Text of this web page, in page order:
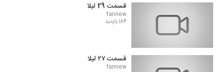
قسمت 29 لیلا
fannew
126 بازدید
قسمت ۲۷ لیلا
fannew